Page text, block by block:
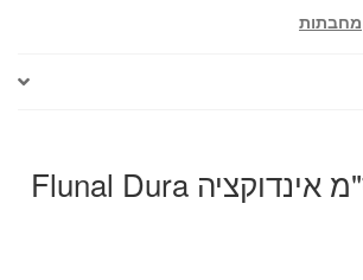
מחבתות
מחבת 32 ס"מ אינדוקציה Flunal Dura